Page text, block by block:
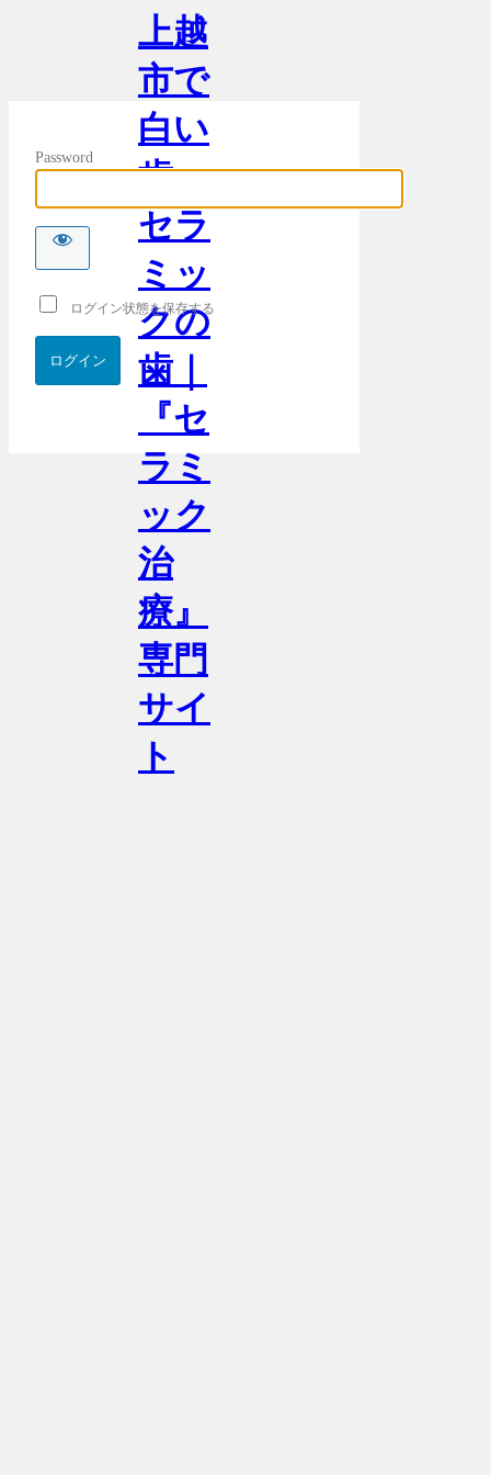
上越
市で
白い
歯・
セラ
ミッ
クの
歯｜
『セ
ラミ
ック
治
療』
専門
サイ
ト
Password
ログイン状態を保存する